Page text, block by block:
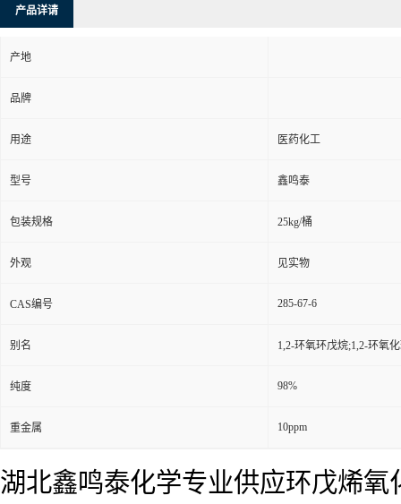
产品详请
产地
品牌
用途 医药化工
型号 鑫鸣泰
包装规格 25kg/桶
外观 见实物
CAS编号 285-67-6
别名 1,2-环氧环戊烷;1,2-环氧
纯度 98%
重金属 10ppm
湖北鑫鸣泰化学专业供应环戊烯